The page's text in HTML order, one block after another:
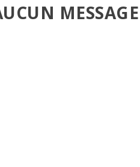
MESSAGE